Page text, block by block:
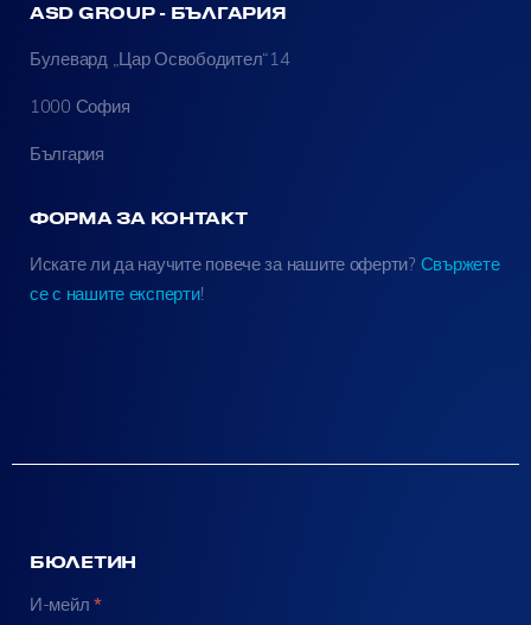
ASD GROUP - БЪЛГАРИЯ
Булевард „Цар Освободител“14
1000 София
България
ФОРМА ЗА КОНТАКТ
Искате ли да научите повече за нашите оферти? Свържете
се с нашите експерти!
БЮЛЕТИН
N
И-мейл*